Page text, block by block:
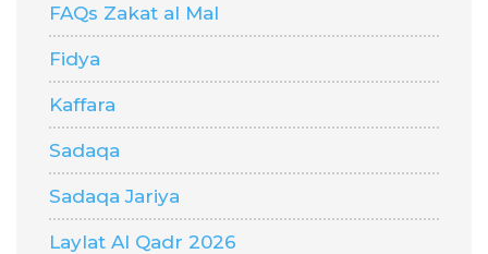
FAQs Zakat al Mal
Fidya
Kaffara
Sadaqa
Sadaqa Jariya
Laylat Al Qadr 2026